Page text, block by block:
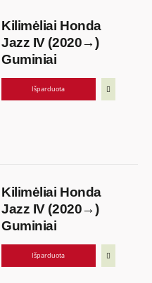
Kilimėliai Honda
Jazz IV (2020→)
Guminiai
Išparduota
Kilimėliai Honda
Jazz IV (2020→)
Guminiai
Išparduota